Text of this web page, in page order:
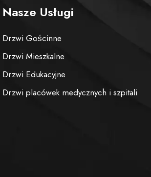
Nasze Usługi
Drzwi Gościnne
Drzwi Mieszkalne
Drzwi Edukacyjne
Drzwi placówek medycznych i szpitali